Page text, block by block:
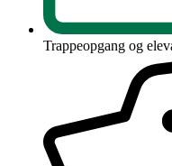
Trappeopgang og